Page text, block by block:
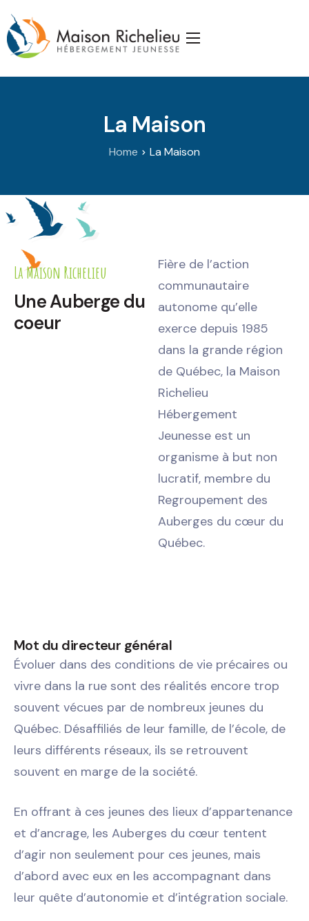
Accueil
Partenaires
Nous joindre
La Maison
Home La Maison
La Maison Richelieu
Une Auberge du
coeur
Fière de l’action
communautaire
autonome qu’elle
exerce depuis 1985
dans la grande région
de Québec, la Maison
Richelieu
Hébergement
Jeunesse est un
organisme à but non
lucratif, membre du
Regroupement des
Auberges du cœur du
Québec.
Mot du directeur général
Évoluer dans des conditions de vie précaires ou
vivre dans la rue sont des réalités encore trop
souvent vécues par de nombreux jeunes du
Québec. Désaffiliés de leur famille, de l’école, de
leurs différents réseaux, ils se retrouvent
souvent en marge de la société.
En offrant à ces jeunes des lieux d’appartenance
et d’ancrage, les Auberges du cœur tentent
d’agir non seulement pour ces jeunes, mais
d’abord avec eux en les accompagnant dans
leur quête d’autonomie et d’intégration sociale.